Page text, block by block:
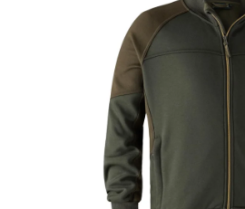
hviezdičiek.